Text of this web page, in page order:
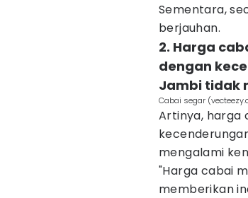
Sementara,
berjauhan.
2. Harga
dengan
Jambi tidak
Cabai segar
Artinya, harga
mengalami
"Harga cabai
memberikan